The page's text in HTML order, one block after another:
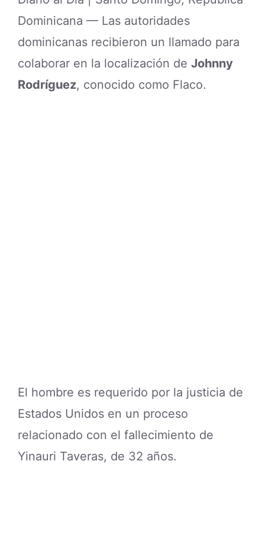
Dominicana — Las autoridades
dominicanas recibieron un llamado para
colaborar en la localización de Johnny
Rodríguez, conocido como Flaco.
El hombre es requerido por la justicia de
Estados Unidos en un proceso
relacionado con el fallecimiento de
Yinauri Taveras, de 32 años.